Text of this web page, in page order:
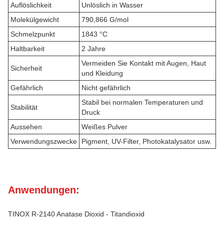
Auflöslichkeit
Unlöslich in Wasser
Molekülgewicht
790,866 G/mol
Schmelzpunkt
1843 °C
Haltbarkeit
2 Jahre
Sicherheit
Vermeiden Sie Kontakt mit Augen, Haut
und Kleidung
Gefährlich
Nicht gefährlich
Stabilität
Stabil bei normalen Temperaturen und
Druck
Aussehen
Weißes Pulver
Verwendungszwecke
Pigment, UV-Filter, Photokatalysator usw.
Anwendungen:
TINOX R-2140 Anatase Dioxid - Titandioxid